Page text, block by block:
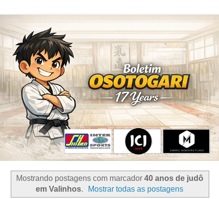
Mostrando postagens com marcador 40 anos de judô
em Valinhos. Mostrar todas as postagens